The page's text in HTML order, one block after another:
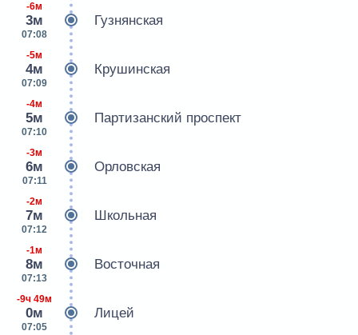
-6м
3м
07:08
Гузнянская
-5м
4м
07:09
Крушинская
-4м
5м
07:10
Партизанский проспект
-3м
6м
07:11
Орловская
-2м
7м
07:12
Школьная
-1м
8м
07:13
Восточная
-9ч 49м
0м
07:05
Лицей